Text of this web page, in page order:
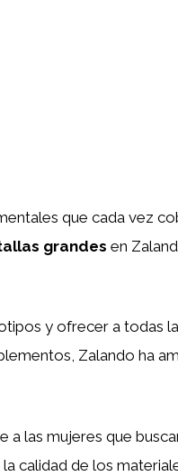
que cada vez
grandes en
y ofrecer a todas
Zalando ha
las mujeres que
calidad de los